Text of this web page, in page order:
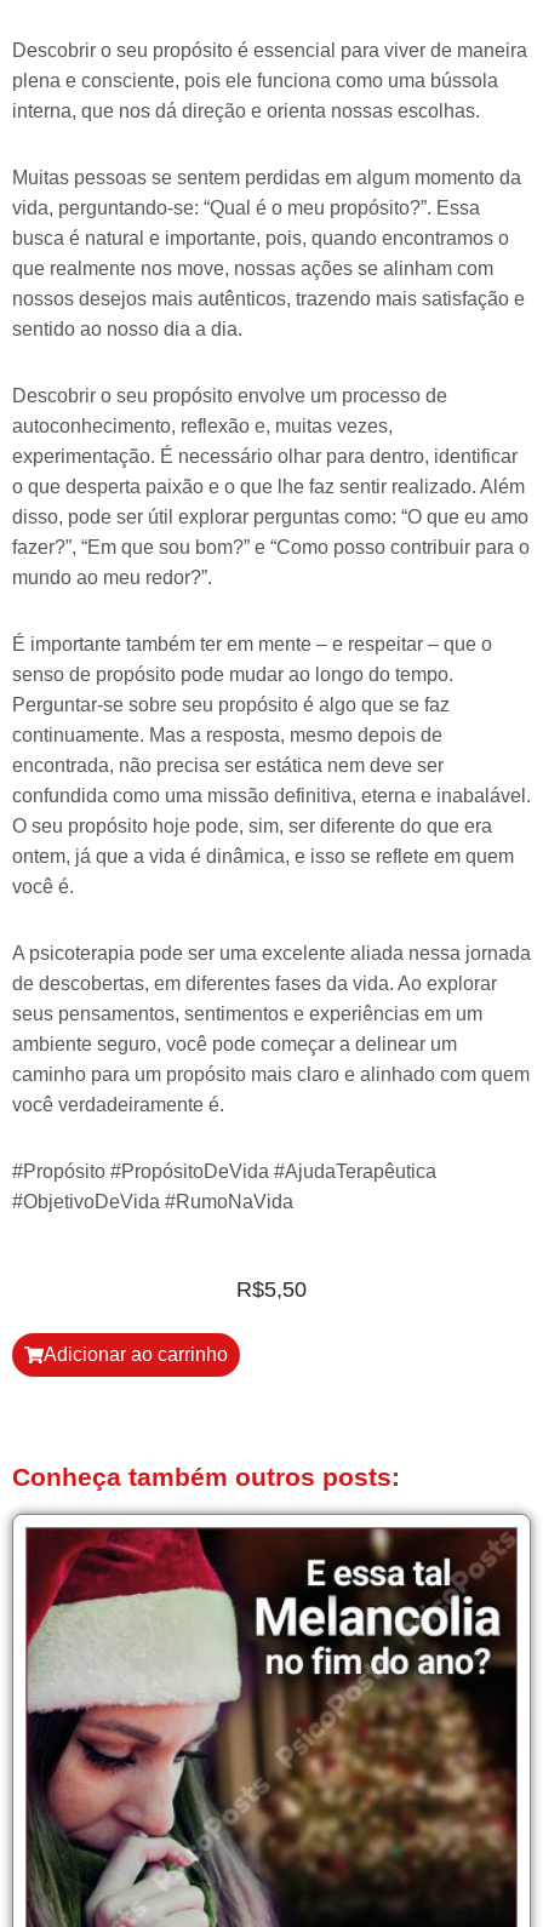
Descobrir o seu propósito é essencial para viver de maneira
plena e consciente, pois ele funciona como uma bússola
interna, que nos dá direção e orienta nossas escolhas.
Muitas pessoas se sentem perdidas em algum momento da
vida, perguntando-se: “Qual é o meu propósito?”. Essa
busca é natural e importante, pois, quando encontramos o
que realmente nos move, nossas ações se alinham com
nossos desejos mais autênticos, trazendo mais satisfação e
sentido ao nosso dia a dia.
Descobrir o seu propósito envolve um processo de
autoconhecimento, reflexão e, muitas vezes,
experimentação. É necessário olhar para dentro, identificar
o que desperta paixão e o que lhe faz sentir realizado. Além
disso, pode ser útil explorar perguntas como: “O que eu amo
fazer?”, “Em que sou bom?” e “Como posso contribuir para o
mundo ao meu redor?”.
É importante também ter em mente – e respeitar – que o
senso de propósito pode mudar ao longo do tempo.
Perguntar-se sobre seu propósito é algo que se faz
continuamente. Mas a resposta, mesmo depois de
encontrada, não precisa ser estática nem deve ser
confundida como uma missão definitiva, eterna e inabalável.
O seu propósito hoje pode, sim, ser diferente do que era
ontem, já que a vida é dinâmica, e isso se reflete em quem
você é.
A psicoterapia pode ser uma excelente aliada nessa jornada
de descobertas, em diferentes fases da vida. Ao explorar
seus pensamentos, sentimentos e experiências em um
ambiente seguro, você pode começar a delinear um
caminho para um propósito mais claro e alinhado com quem
você verdadeiramente é.
#Propósito #PropósitoDeVida #AjudaTerapêutica
#ObjetivoDeVida #RumoNaVida
R$5,50
Adicionar ao carrinho
Conheça também outros posts: